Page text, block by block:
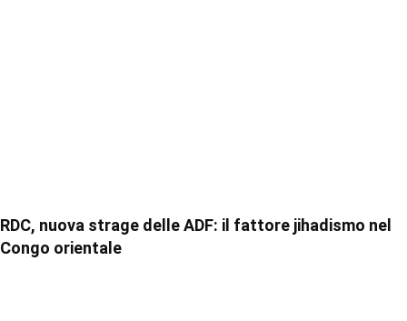
RDC, nuova strage delle ADF: il fattore jihadismo nel
Congo orientale